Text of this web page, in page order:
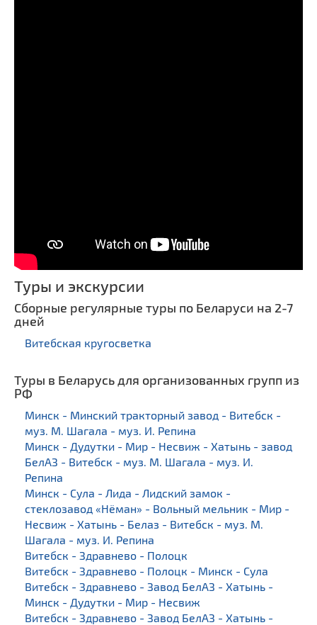
Туры и экскурсии
Сборные регулярные туры по Беларуси на 2-7
дней
Витебская кругосветка
Туры в Беларусь для организованных групп из
РФ
Минск - Минский тракторный завод - Витебск -
муз. М. Шагала - муз. И. Репина
Минск - Дудутки - Мир - Несвиж - Хатынь - завод
БелАЗ - Витебск - муз. М. Шагала - муз. И.
Репина
Минск - Сула - Лида - Лидский замок -
стеклозавод «Нёман» - Вольный мельник - Мир -
Несвиж - Хатынь - Белаз - Витебск - муз. М.
Шагала - муз. И. Репина
Витебск - Здравнево - Полоцк
Витебск - Здравнево - Полоцк - Минск - Сула
Витебск - Здравнево - Завод БелАЗ - Хатынь -
Минск - Дудутки - Мир - Несвиж
Витебск - Здравнево - Завод БелАЗ - Хатынь -